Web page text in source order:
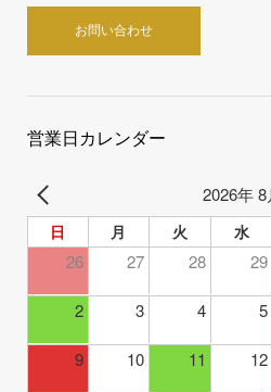
お問い合わせ
営業日カレンダー
2026年 8
日 月 火 水
26 27 28 29
2 3 4 5
9 10 11 12